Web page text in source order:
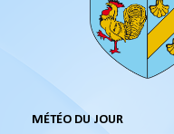
MÉTÉO DU JOUR